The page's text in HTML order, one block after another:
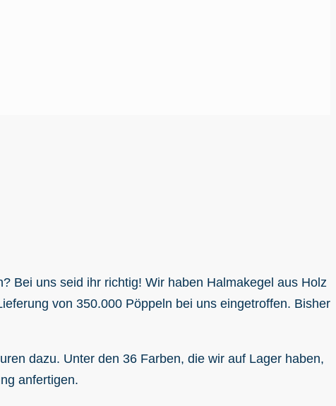
Bei uns seid ihr richtig! Wir haben Halmakegel aus Holz
von 350.000 Pöppeln bei uns eingetroffen. Bisher
dazu. Unter den 36 Farben, die wir auf Lager haben,
anfertigen.